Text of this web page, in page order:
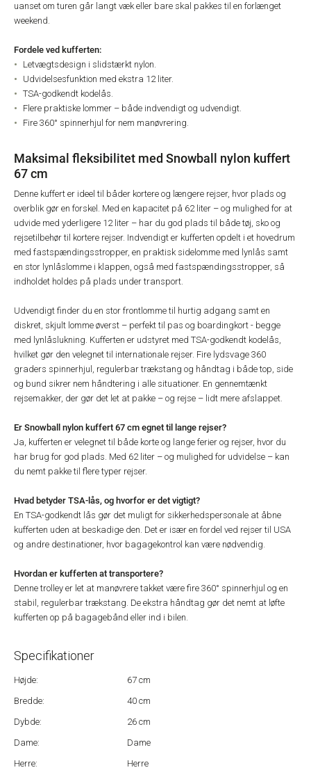
uanset om turen går langt væk eller bare skal pakkes til en forlænget
weekend.
Fordele ved kufferten:
Letvægtsdesign i slidstærkt nylon.
Udvidelsesfunktion med ekstra 12 liter.
TSA-godkendt kodelås.
Flere praktiske lommer – både indvendigt og udvendigt.
Fire 360° spinnerhjul for nem manøvrering.
Maksimal fleksibilitet med Snowball nylon kuffert
67 cm
Denne kuffert er ideel til båder kortere og længere rejser, hvor plads og
overblik gør en forskel. Med en kapacitet på 62 liter – og mulighed for at
udvide med yderligere 12 liter – har du god plads til både tøj, sko og
rejsetilbehør til kortere rejser. Indvendigt er kufferten opdelt i et hovedrum
med fastspændingsstropper, en praktisk sidelomme med lynlås samt
en stor lynlåslomme i klappen, også med fastspændingsstropper, så
indholdet holdes på plads under transport.
Udvendigt finder du en stor frontlomme til hurtig adgang samt en
diskret, skjult lomme øverst – perfekt til pas og boardingkort - begge
med lynlåslukning. Kufferten er udstyret med TSA-godkendt kodelås,
hvilket gør den velegnet til internationale rejser. Fire lydsvage 360
graders spinnerhjul, regulerbar trækstang og håndtag i både top, side
og bund sikrer nem håndtering i alle situationer. En gennemtænkt
rejsemakker, der gør det let at pakke – og rejse – lidt mere afslappet.
Er Snowball nylon kuffert 67 cm egnet til lange rejser?
Ja, kufferten er velegnet til både korte og lange ferier og rejser, hvor du
har brug for god plads. Med 62 liter – og mulighed for udvidelse – kan
du nemt pakke til flere typer rejser.
Hvad betyder TSA-lås, og hvorfor er det vigtigt?
En TSA-godkendt lås gør det muligt for sikkerhedspersonale at åbne
kufferten uden at beskadige den. Det er især en fordel ved rejser til USA
og andre destinationer, hvor bagagekontrol kan være nødvendig.
Hvordan er kufferten at transportere?
Denne trolley er let at manøvrere takket være fire 360° spinnerhjul og en
stabil, regulerbar trækstang. De ekstra håndtag gør det nemt at løfte
kufferten op på bagagebånd eller ind i bilen.
Specifikationer
Højde:
67 cm
Bredde:
40 cm
Dybde:
26 cm
Dame:
Dame
Herre:
Herre